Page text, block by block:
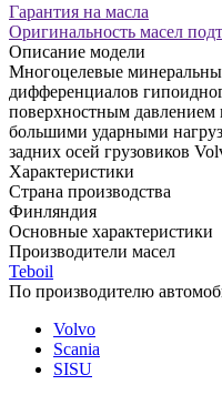
Гарантия на масла
Оригинальность масел
Описание модели
Многоцелевые
дифференциалов
поверхностным давлением
большими ударными
задних осей грузовиков
Характеристики
Страна производства
Финляндия
Основные характеристики
Производители масел
Teboil
По производителю
Volvo
Scania
SISU